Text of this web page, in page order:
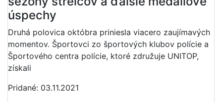
úspechy
Druhá polovica októbra priniesla viacero zaujímavých
momentov. Športovci zo športových klubov polície a
Športového centra polície, ktoré združuje UNITOP,
získali
Pridané: 03.11.2021